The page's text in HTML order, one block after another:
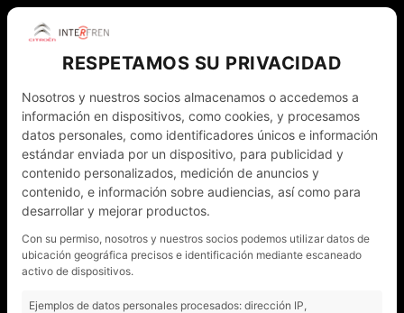
WHATSAPP
NOTÍCIES CONTACTO - CITA PRÈVIA
EL MEU COMPTE
RESPETAMOS SU PRIVACIDAD
Nosotros y nuestros socios almacenamos o accedemos a
información en dispositivos, como cookies, y procesamos
datos personales, como identificadores únicos e información
estándar enviada por un dispositivo, para publicidad y
contenido personalizados, medición de anuncios y
contenido, e información sobre audiencias, así como para
desarrollar y mejorar productos.
Con su permiso, nosotros y nuestros socios podemos utilizar datos de
ubicación geográfica precisos e identificación mediante escaneado
activo de dispositivos.
Ejemplos de datos personales procesados: dirección IP,